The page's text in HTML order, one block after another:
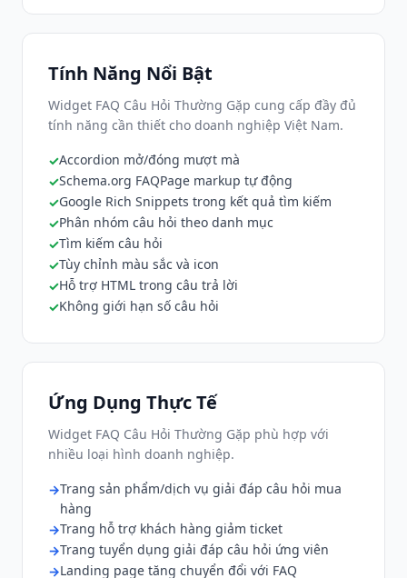
Tính Năng Nổi Bật
Widget FAQ Câu Hỏi Thường Gặp cung cấp đầy đủ
tính năng cần thiết cho doanh nghiệp Việt Nam.
Accordion mở/đóng mượt mà
Schema.org FAQPage markup tự động
Google Rich Snippets trong kết quả tìm kiếm
Phân nhóm câu hỏi theo danh mục
Tìm kiếm câu hỏi
Tùy chỉnh màu sắc và icon
Hỗ trợ HTML trong câu trả lời
Không giới hạn số câu hỏi
Ứng Dụng Thực Tế
Widget FAQ Câu Hỏi Thường Gặp phù hợp với
nhiều loại hình doanh nghiệp.
Trang sản phẩm/dịch vụ giải đáp câu hỏi mua
hàng
Trang hỗ trợ khách hàng giảm ticket
Trang tuyển dụng giải đáp câu hỏi ứng viên
Landing page tăng chuyển đổi với FAQ